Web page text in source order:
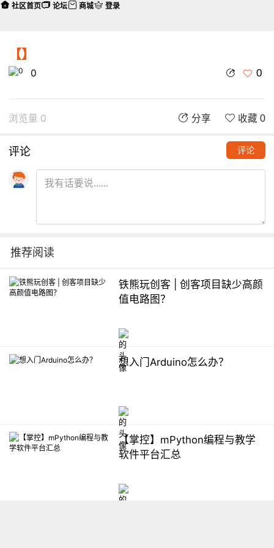
【】
0 0
浏览量 0 分享 收藏 0
评论 评论
推荐阅读
铁熊玩创客 | 创客项目缺少高颜
值电路图？
想入门Arduino怎么办？
【掌控】mPython编程与教学
软件平台汇总
社区首页 论坛 商城 登录